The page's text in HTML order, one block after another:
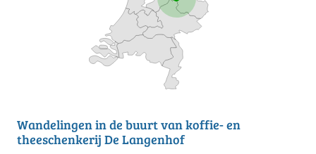
Wandelingen in de buurt van koffie- en
theeschenkerij De Langenhof